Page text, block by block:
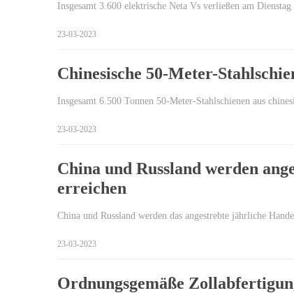
Insgesamt 3.600 elektrische Neta Vs verließen am
23-03-2023
Chinesische 50-Meter-
Insgesamt 6.500 Tonnen 50-Meter-Stahlschienen aus
23-03-2023
China und Russland werden
erreichen
China und Russland werden das angestrebte jährliche
23-03-2023
Ordnungsgemäße